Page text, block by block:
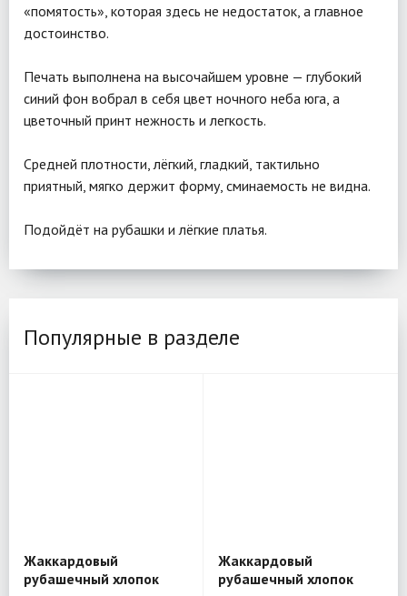
«помятость», которая здесь не недостаток, а главное
достоинство.
Печать выполнена на высочайшем уровне — глубокий
синий фон вобрал в себя цвет ночного неба юга, а
цветочный принт нежность и легкость.
Средней плотности, лёгкий, гладкий, тактильно
приятный, мягко держит форму, сминаемость не видна.
Подойдёт на рубашки и лёгкие платья.
Популярные в разделе
Жаккардовый
рубашечный хлопок
Жаккардовый
рубашечный хлопок